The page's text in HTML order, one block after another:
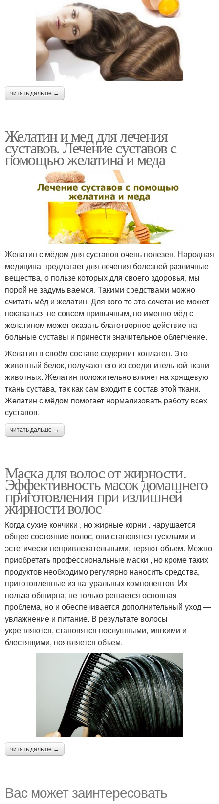
читать дальше →
Желатин и мед для лечения
суставов. Лечение суставов с
помощью желатина и меда
Желатин с мёдом для суставов очень полезен. Народная
медицина предлагает для лечения болезней различные
вещества, о пользе которых для своего здоровья, мы
порой не задумываемся. Такими средствами можно
считать мёд и желатин. Для кого то это сочетание может
показаться не совсем привычным, но именно мёд с
желатином может оказать благотворное действие на
больные суставы и принести значительное облегчение.
Желатин в своём составе содержит коллаген. Это
животный белок, получают его из соединительной ткани
животных. Желатин положительно влияет на хрящевую
ткань сустава, так как сам входит в состав этой ткани.
Желатин с мёдом помогает нормализовать работу всех
суставов.
читать дальше →
Маска для волос от жирности.
Эффективность масок домашнего
приготовления при излишней
жирности волос
Когда сухие кончики , но жирные корни , нарушается
общее состояние волос, они становятся тусклыми и
эстетически непривлекательными, теряют объем. Можно
приобретать профессиональные маски , но кроме таких
продуктов необходимо регулярно наносить средства,
приготовленные из натуральных компонентов. Их
польза обширна, не только решается основная
проблема, но и обеспечивается дополнительный уход —
увлажнение и питание. В результате волосы
укрепляются, становятся послушными, мягкими и
блестящими, появляется объем.
читать дальше →
Вас может заинтересовать